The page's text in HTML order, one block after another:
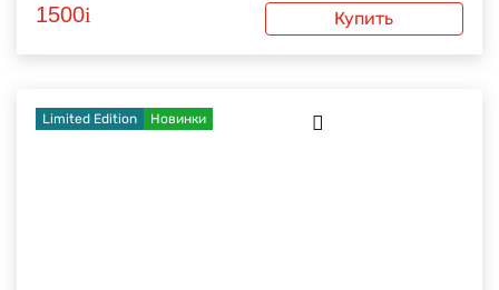
1500i Купить
Limited Edition Новинки